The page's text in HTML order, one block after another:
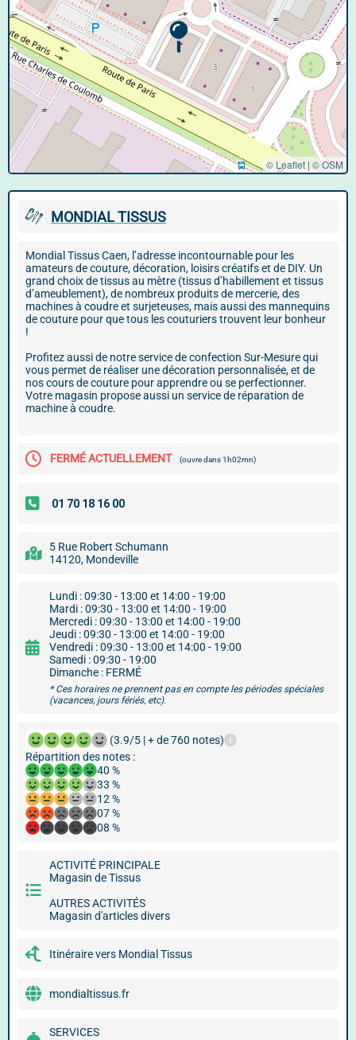
© Leaflet | ©OSM
MONDIAL TISSUS
Mondial Tissus Caen, l’adresse incontournable pour les
amateurs de couture, décoration, loisirs créatifs et de DIY. Un
grand choix de tissus au mètre (tissus d’habillement et tissus
d’ameublement), de nombreux produits de mercerie, des
machines à coudre et surjeteuses, mais aussi des mannequins
de couture pour que tous les couturiers trouvent leur bonheur
!
Profitez aussi de notre service de confection Sur-Mesure qui
vous permet de réaliser une décoration personnalisée, et de
nos cours de couture pour apprendre ou se perfectionner.
Votre magasin propose aussi un service de réparation de
machine à coudre.
FERMÉ ACTUELLEMENT (ouvre dans 1h02mn)
5 Rue Robert Schumann
14120, Mondeville
Lundi : 09:30 - 13:00 et 14:00 - 19:00
Mardi : 09:30 - 13:00 et 14:00 - 19:00
Mercredi : 09:30 - 13:00 et 14:00 - 19:00
Jeudi : 09:30 - 13:00 et 14:00 - 19:00
Vendredi : 09:30 - 13:00 et 14:00 - 19:00
Samedi : 09:30 - 19:00
Dimanche : FERMÉ
* Ces horaires ne prennent pas en compte les périodes spéciales
(vacances, jours fériés, etc).
(3.9/5 | + de 760 notes)
Répartition des notes :
40 %
33 %
12 %
07 %
08 %
ACTIVITÉ PRINCIPALE
Magasin de Tissus
AUTRES ACTIVITÉS
Magasin d'articles divers
Itinéraire vers Mondial Tissus
mondialtissus.fr
SERVICES